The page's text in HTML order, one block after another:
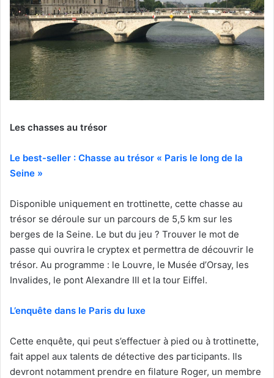
Les chasses au trésor
Le best-seller : Chasse au trésor « Paris le long de la
Seine »
Disponible uniquement en trottinette, cette chasse au
trésor se déroule sur un parcours de 5,5 km sur les
berges de la Seine. Le but du jeu ? Trouver le mot de
passe qui ouvrira le cryptex et permettra de découvrir le
trésor. Au programme : le Louvre, le Musée d’Orsay, les
Invalides, le pont Alexandre III et la tour Eiffel.
L’enquête dans le Paris du luxe
Cette enquête, qui peut s’effectuer à pied ou à trottinette,
fait appel aux talents de détective des participants. Ils
devront notamment prendre en filature Roger, un membre